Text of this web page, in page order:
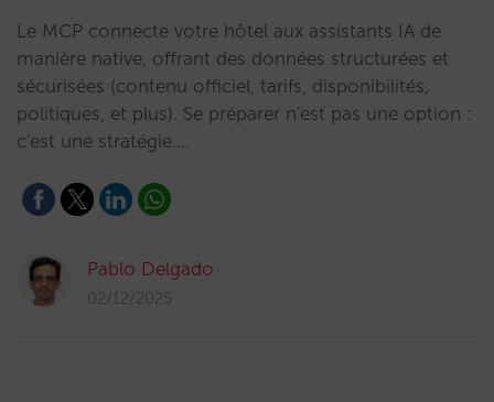
Le MCP connecte votre hôtel aux assistants IA de
manière native, offrant des données structurées et
sécurisées (contenu officiel, tarifs, disponibilités,
politiques, et plus). Se préparer n'est pas une option :
c'est une stratégie.…
Pablo Delgado
02/12/2025